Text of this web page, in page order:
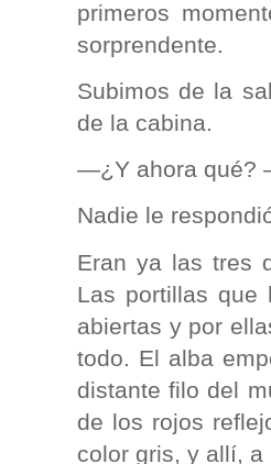
primeros
sorprendente.
Subimos de la
de la cabina.
—¿Y ahora qué?
Nadie le
Eran ya las tres
Las portillas que
abiertas y por
todo. El alba
distante filo del
de los rojos
color gris, y allí,